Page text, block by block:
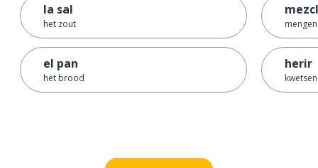
la sal
het zout
el pan
het brood
mengen
herir
kwetsen